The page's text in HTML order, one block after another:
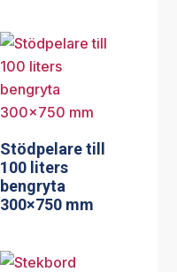
Stödpelare till
100 liters
bengryta
300×750 mm